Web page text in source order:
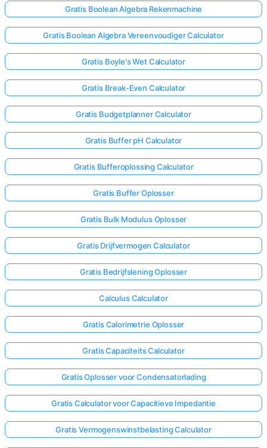
Gratis Boolean Algebra Rekenmachine
Gratis Boolean Algebra Vereenvoudiger Calculator
Gratis Boyle's Wet Calculator
Gratis Break-Even Calculator
Gratis Budgetplanner Calculator
Gratis Buffer pH Calculator
Gratis Bufferoplossing Calculator
Gratis Buffer Oplosser
Gratis Bulk Modulus Oplosser
Gratis Drijfvermogen Calculator
Gratis Bedrijfslening Oplosser
Calculus Calculator
Gratis Calorimetrie Oplosser
Gratis Capaciteits Calculator
Gratis Oplosser voor Condensatorlading
Gratis Calculator voor Capacitieve Impedantie
Gratis Vermogenswinstbelasting Calculator